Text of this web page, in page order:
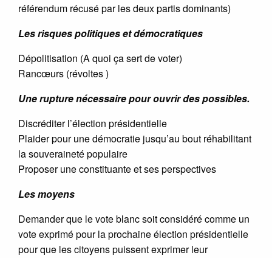
référendum récusé par les deux partis dominants)
Les risques politiques et démocratiques
Dépolitisation (A quoi ça sert de voter)
Rancœurs (révoltes )
Une rupture nécessaire pour ouvrir des possibles.
Discréditer l’élection présidentielle
Plaider pour une démocratie jusqu’au bout réhabilitant
la souveraineté populaire
Proposer une constituante et ses perspectives
Les moyens
Demander que le vote blanc soit considéré comme un
vote exprimé pour la prochaine élection présidentielle
pour que les citoyens puissent exprimer leur